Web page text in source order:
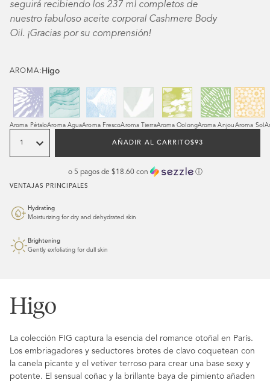
seguirá recibiendo los 237 ml completos de
nuestro fabuloso aceite corporal Cashmere Body
Oil. ¡Gracias por su comprensión!
AROMA: Higo
Aroma PétaloAroma AguaAroma FrescoAroma TierraAroma OolongAroma Anjou Aroma Sol
AÑADIR AL CARRITOREGULAR
$93
o 5 pagos de $18.60con ⓘ
VENTAJAS PRINCIPALES
Hydrating
Moisturizing for dry and dehydrated skin
Brightening
Gently exfoliating for dull skin
Higo
La colección FIG captura la esencia del romance otoñal en París.
Los embriagadores y seductores brotes de clavo coquetean con
la canela picante y el vetiver terroso para crear una base sexy y
potente. El sensual coñac y la brillante baya de pimiento añaden